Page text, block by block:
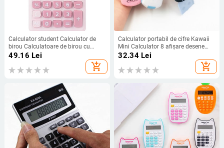
Calculator student Calculator de
birou Calculatoare de birou cu
butoane mari Calculatoare
electronice Calculator portabil cu
putere dublă Pentru
49.16 Lei
add_shopping_cart
Calculator portabil de cifre Kawaii
Mini Calculator 8 afișare desene
animate drăguț creativ breloc
Calculator de buzunar Rechizite de
birou
32.34Lei
add_shopping_cart